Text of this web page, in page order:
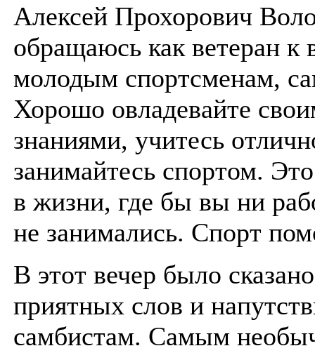
Алексей Прохорович
обращаюсь как ветеран к
молодым спортсменам,
Хорошо овладевайте
знаниями, учитесь
занимайтесь спортом.
в жизни, где бы вы ни
не занимались. Спорт
В этот вечер было
приятных слов и
самбистам. Самым